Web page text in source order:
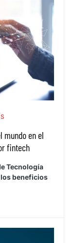
mundo en el
fintech
Tecnología
beneficios